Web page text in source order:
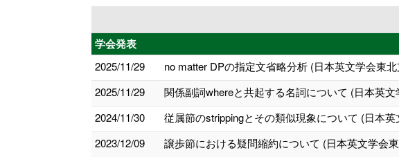
学会発表
2025/11/29
no matter DPの指定文省略分析 (日本英文学会東
2025/11/29
関係副詞whereと共起する名詞について (日本英
2024/11/30
従属節のstrippingとその類似現象について (日本
2023/12/09
譲歩節における疑問縮約について (日本英文学会